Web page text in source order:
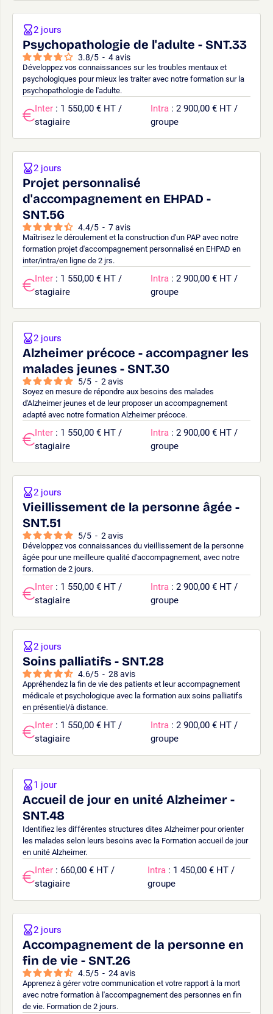
Psychopathologie de l'adulte - SNT.33
3.8/5 - 4avis
Développez vos connaissances sur les troubles mentaux et
psychologiques pour mieux les traiter avec notre formation sur la
psychopathologie de l'adulte.
2 jours
Inter : 1 550,00 € HT /
stagiaire
Intra : 2 900,00 € HT /
groupe
Projet personnalisé
d'accompagnement en EHPAD -
SNT.56
4.4/5 - 7avis
Maîtrisez le déroulement et la construction d'un PAP avec notre
formation projet d'accompagnement personnalisé en EHPAD en
inter/intra/en ligne de 2 jrs.
2 jours
Inter : 1 550,00 € HT /
stagiaire
Intra : 2 900,00 € HT /
groupe
Alzheimer précoce - accompagner les
malades jeunes - SNT.30
5/5 - 2 avis
Soyez en mesure de répondre aux besoins des malades
d'Alzheimer jeunes et de leur proposer un accompagnement
adapté avec notre formation Alzheimer précoce.
2 jours
Inter : 1 550,00 € HT /
stagiaire
Intra : 2 900,00 € HT /
groupe
Vieillissement de la personne âgée -
SNT.51
5/5 - 2 avis
Développez vos connaissances du vieillissement de la personne
âgée pour une meilleure qualité d'accompagnement, avec notre
formation de 2 jours.
2 jours
Inter : 1 550,00 € HT /
stagiaire
Intra : 2 900,00 € HT /
groupe
Soins palliatifs - SNT.28
4.6/5 - 28 avis
Appréhendez la fin de vie des patients et leur accompagnement
médicale et psychologique avec la formation aux soins palliatifs
en présentiel/à distance.
2 jours
Inter : 1 550,00 € HT /
stagiaire
Intra : 2 900,00 € HT /
groupe
Accueil de jour en unité Alzheimer -
SNT.48
Identifiez les différentes structures dites Alzheimer pour orienter
les malades selon leurs besoins avec la Formation accueil de jour
en unité Alzheimer.
1 jour
Inter : 660,00 € HT /
stagiaire
Intra : 1 450,00 € HT /
groupe
Accompagnement de la personne en
fin de vie - SNT.26
4.5/5 - 24avis
Apprenez à gérer votre communication et votre rapport à la mort
avec notre formation à l'accompagnement des personnes en fin
de vie. Formation de 2 jours.
2 jours